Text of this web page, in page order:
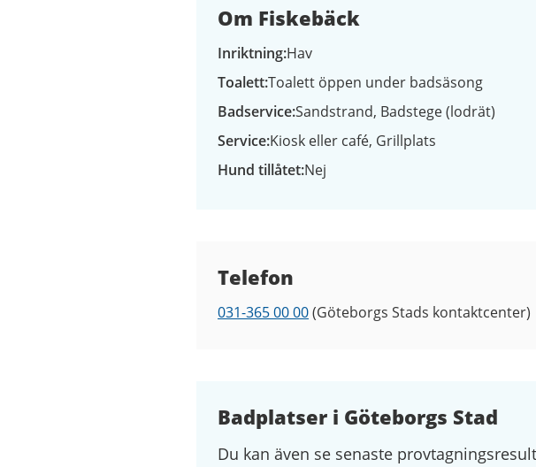
Om Fiskebäck
Inriktning Hav
ToalettToalett öppen under badsäsong
BadserviceSandstrand Badstege (lodrät)
Service Kiosk eller café Grillplats
Hund tillåtet Nej
Telefon
Telefon
031-365 00 00(Göteborgs Stads kontaktcenter)
Badplatser i Göteborgs Stad
Du kan även se senaste